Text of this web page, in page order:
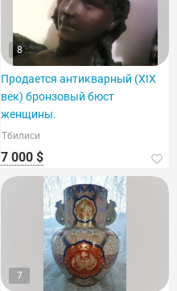
8
Продается антикварный (XIX
век) бронзовый бюст
женщины.
Тбилиси
7 000 $
7